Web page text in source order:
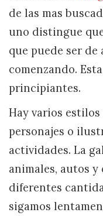
de las mas
uno distingue
que puede ser de
comenzando.
principiantes.
Hay varios
personajes o
actividades. La
animales, autos
diferentes
sigamos